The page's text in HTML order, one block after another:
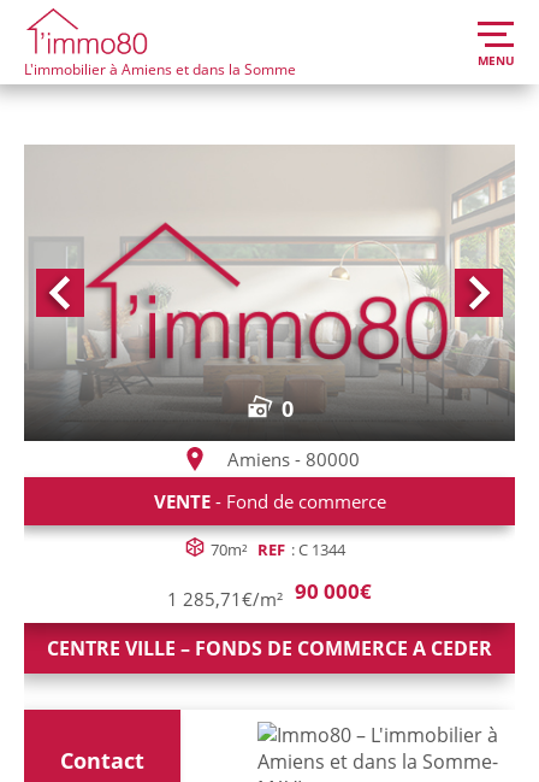
L'immobilier à Amiens et dans la Somme MENU
0
Amiens - 80000
VENTE- Fond de commerce
70m² REF : C 1344
1 285,71€/m² 90 000€
CENTRE VILLE – FONDS DE COMMERCE A CEDER
Contact